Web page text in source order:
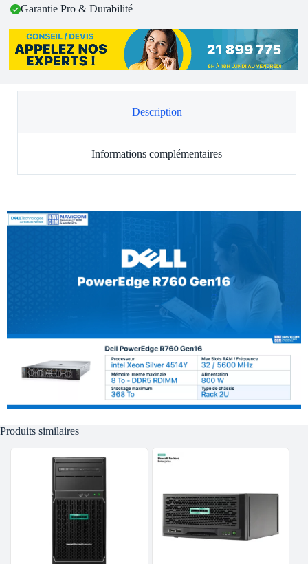
Garantie Pro & Durabilité
Description
Informations complémentaires
Produits similaires